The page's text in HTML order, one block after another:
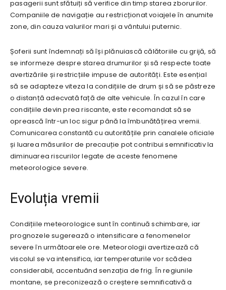
pasagerii sunt sfătuiți să verifice din timp starea zborurilor.
Companiile de navigație au restricționat voiajele în anumite
zone, din cauza valurilor mari și a vântului puternic.
Șoferii sunt îndemnați să își plănuiască călătoriile cu grijă, să
se informeze despre starea drumurilor și să respecte toate
avertizările și restricțiile impuse de autorități. Este esențial
să se adapteze viteza la condițiile de drum și să se păstreze
o distanță adecvată față de alte vehicule. În cazul în care
condițiile devin prea riscante, este recomandat să se
oprească într-un loc sigur până la îmbunătățirea vremii.
Comunicarea constantă cu autoritățile prin canalele oficiale
și luarea măsurilor de precauție pot contribui semnificativ la
diminuarea riscurilor legate de aceste fenomene
meteorologice severe.
Evoluția vremii
Condițiile meteorologice sunt în continuă schimbare, iar
prognozele sugerează o intensificare a fenomenelor
severe în următoarele ore. Meteorologii avertizează că
viscolul se va intensifica, iar temperaturile vor scădea
considerabil, accentuând senzația de frig. În regiunile
montane, se preconizează o creștere semnificativă a